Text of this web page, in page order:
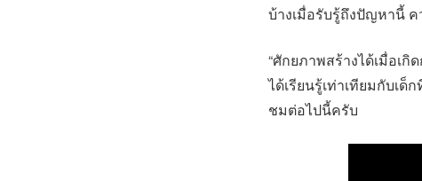
บ้างเมื่อรับรู้ถึงปัญหานี้ ค
“ศักยภาพสร้างได้เมื่อเกิ
ได้เรียนรู้เท่าเทียมกับเ
ชมต่อไปนี้ครับ